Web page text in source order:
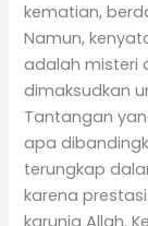
kematian,
Namun,
adalah misteri
dimaksudkan
Tantangan
apa
terungkap
karena